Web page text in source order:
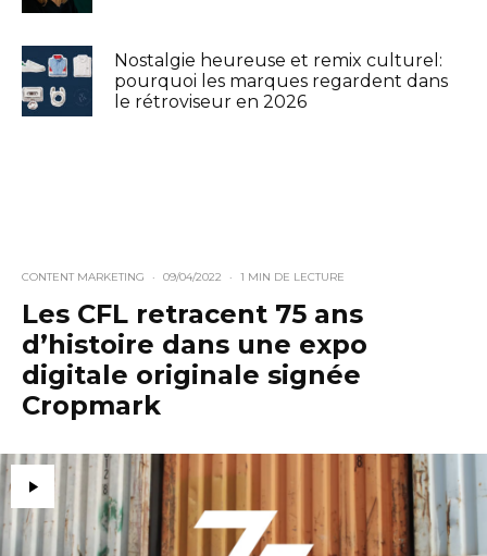
Nostalgie heureuse et remix culturel:
pourquoi les marques regardent dans
le rétroviseur en 2026
CONTENT MARKETING · 09/04/2022 · 1 MIN DE LECTURE
Les CFL retracent 75 ans
d’histoire dans une expo
digitale originale signée
Cropmark